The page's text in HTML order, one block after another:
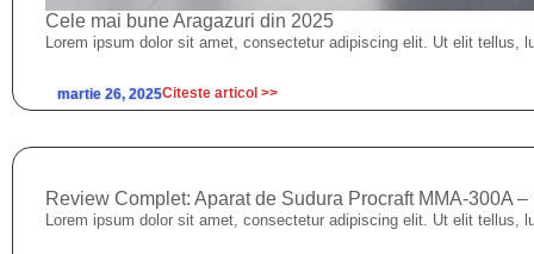
Cele mai bune Aragazuri din 2025
Lorem ipsum dolor sit amet, consectetur adipiscing elit. Ut elit tellus,
martie 26, 2025Citeste articol >>
Review Complet: Aparat de Sudura Procraft MMA-300A
Lorem ipsum dolor sit amet, consectetur adipiscing elit. Ut elit tellus,